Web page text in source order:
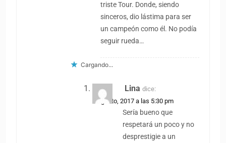
triste Tour. Donde, siendo
sinceros, dio lástima para ser
un campeón como él. No podía
seguir rueda…
Cargando...
Lina dice:
9 agosto, 2017 a las 5:30 pm
Sería bueno que
respetará un poco y no
desprestigie a un